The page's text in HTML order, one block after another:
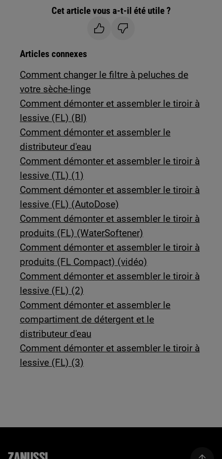
Cet article vous a-t-il été utile ?
Articles connexes
Comment changer le filtre à peluches de
votre sèche-linge
Comment démonter et assembler le tiroir à
lessive (FL) (BI)
Comment démonter et assembler le
distributeur d'eau
Comment démonter et assembler le tiroir à
lessive (TL) (1)
Comment démonter et assembler le tiroir à
lessive (FL) (AutoDose)
Comment démonter et assembler le tiroir à
produits (FL) (WaterSoftener)
Comment démonter et assembler le tiroir à
produits (FL Compact) (vidéo)
Comment démonter et assembler le tiroir à
lessive (FL) (2)
Comment démonter et assembler le
compartiment de détergent et le
distributeur d'eau
Comment démonter et assembler le tiroir à
lessive (FL) (3)